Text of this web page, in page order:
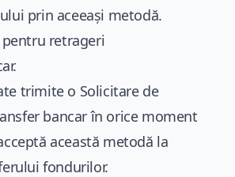
prin aceeași metodă.
retrageri
trimite o Solicitare de
bancar în orice moment
această metodă la
fondurilor.